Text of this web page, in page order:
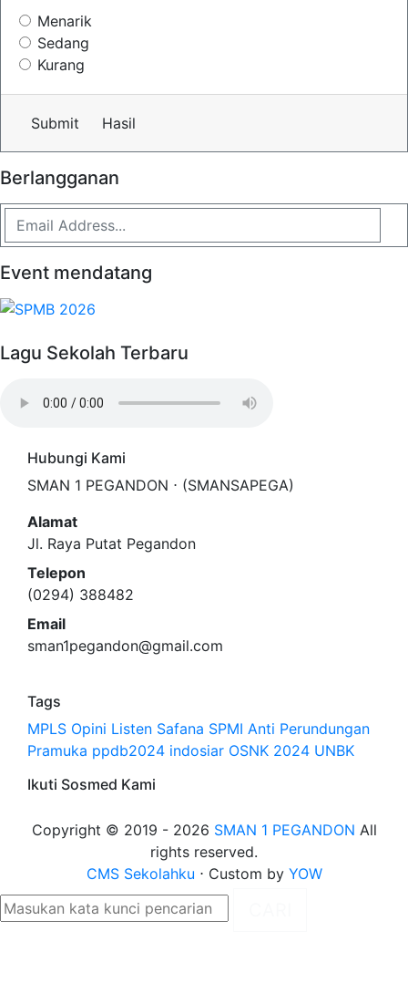
Menarik
Sedang
Kurang
Submit Hasil
Berlangganan
Event mendatang
Lagu Sekolah Terbaru
Hubungi Kami
SMAN 1 PEGANDON ⋅ (SMANSAPEGA)
Alamat
Jl. Raya Putat Pegandon
Telepon
(0294) 388482
Email
sman1pegandon@gmail.com
Tags
MPLS Opini Listen Safana SPMI Anti Perundungan
Pramuka ppdb2024 indosiar OSNK 2024 UNBK
Ikuti Sosmed Kami
Copyright © 2019 - 2026 SMAN 1 PEGANDON All
rights reserved.
CMS Sekolahku ⋅ Custom by YOW